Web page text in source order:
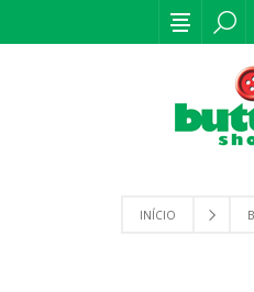
INÍCIO